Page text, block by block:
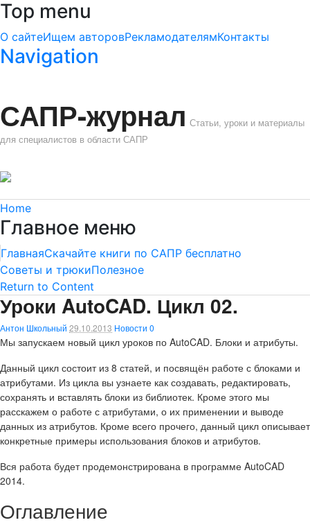
Top menu
О сайтеИщем авторовРекламодателямКонтакты
Navigation
САПР-журнал Статьи, уроки и материалы
для специалистов в области САПР
Home
Главное меню
ГлавнаяСкачайте книги по САПР бесплатно
Советы и трюкиПолезное
Return to Content
Уроки AutoCAD. Цикл 02.
Антон Школьный 29.10.2013 Новости 0
Мы запускаем новый цикл уроков по AutoCAD. Блоки и атрибуты.
Данный цикл состоит из 8 статей, и посвящён работе с блоками и
атрибутами. Из цикла вы узнаете как создавать, редактировать,
сохранять и вставлять блоки из библиотек. Кроме этого мы
расскажем о работе с атрибутами, о их применении и выводе
данных из атрибутов. Кроме всего прочего, данный цикл описывает
конкретные примеры использования блоков и атрибутов.
Вся работа будет продемонстрирована в программе AutoCAD
2014.
Оглавление